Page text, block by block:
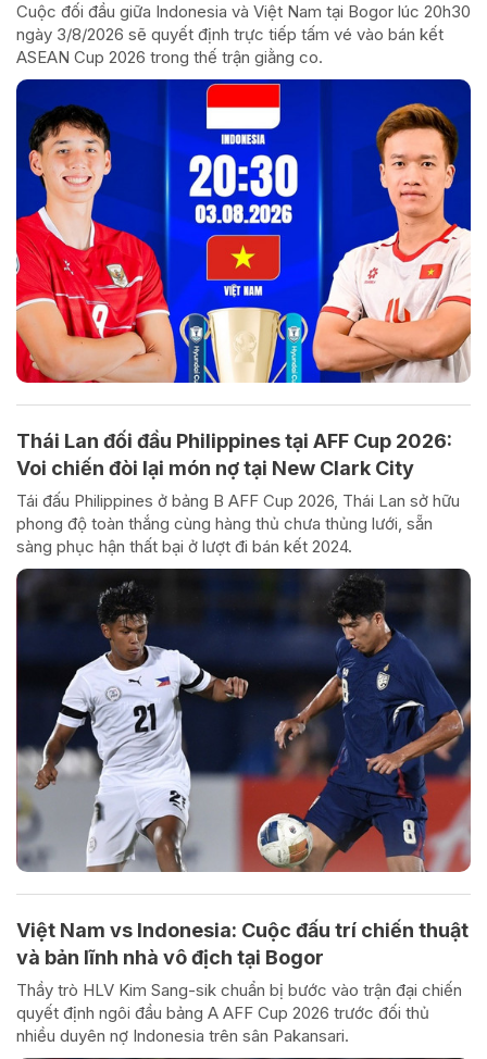
Cuộc đối đầu giữa Indonesia và Việt Nam tại Bogor lúc 20h30
ngày 3/8/2026 sẽ quyết định trực tiếp tấm vé vào bán kết
ASEAN Cup 2026 trong thế trận giằng co.
Thái Lan đối đầu Philippines tại AFF Cup 2026:
Voi chiến đòi lại món nợ tại New Clark City
Tái đấu Philippines ở bảng B AFF Cup 2026, Thái Lan sở hữu
phong độ toàn thắng cùng hàng thủ chưa thủng lưới, sẵn
sàng phục hận thất bại ở lượt đi bán kết 2024.
Việt Nam vs Indonesia: Cuộc đấu trí chiến thuật
và bản lĩnh nhà vô địch tại Bogor
Thầy trò HLV Kim Sang-sik chuẩn bị bước vào trận đại chiến
quyết định ngôi đầu bảng A AFF Cup 2026 trước đối thủ
nhiều duyên nợ Indonesia trên sân Pakansari.